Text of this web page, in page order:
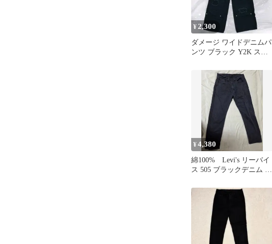
¥2,300
ダメージ ワイドデニムパ
ンツ ブラック Y2K スト
¥4,380
綿100% Levi's リーバイ
ス 505 ブラックデニム 墨